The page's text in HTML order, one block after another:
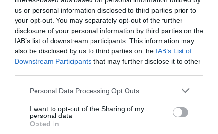
us or personal information disclosed to third parties prior to
your opt-out. You may separately opt-out of the further
disclosure of your personal information by third parties on the
IAB’s list of downstream participants. This information may
also be disclosed by us to third parties on the IAB’s List of
Downstream Participants that may further disclose it to other
Please note that this website/app uses one or more Google
not limited to your visit or usage behaviour. You may click to
grant or deny consent to Google and its third-party tags to
use your data for below specified purposes in below Google
Personal Data Processing Opt Outs
I want to opt-out of the Sharing of my
personal data.
Opted In
A simontornyai vár számítógépes
rekonstrukciója
Balogh András - K. Németh András- Szőke Balázs• 2011. június 29.
A simontornyai vár 3D modellezésének munkái
kiállításnak megújítását célzó, az Alfa Programon
nyertes pályázat részeként. Szőke Balázs először a
vár 13. század végi, 14. századi, illetve 16. század
eleji periódusának…